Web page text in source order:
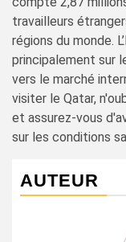
travailleurs
régions du monde.
principalement sur
vers le marché
visiter le Qatar,
et assurez-vous
sur les conditions
AUTEUR